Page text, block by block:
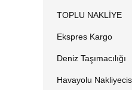
TOPLU NAKLİYE
Ekspres Kargo
Deniz Taşımacılığı
Havayolu